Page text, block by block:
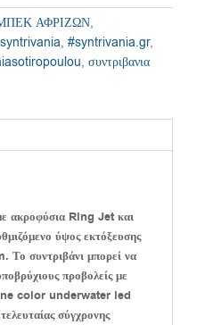
ΑΦΡΙΖΩΝ,
, #syntrivania.gr,
, συντριβανια
ακροφύσια Ring Jet και
ύψος εκτόξευσης
Το συντριβάνι μπορεί να
προβολείς με
color underwater led
σύγχρονης